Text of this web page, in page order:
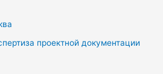
проектной документации